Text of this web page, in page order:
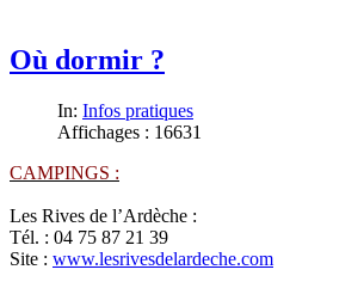
Où dormir ?
In: Infos pratiques
Affichages : 16631
CAMPINGS :
Les Rives de l’Ardèche :
Tél. : 04 75 87 21 39
Site : www.lesrivesdelardeche.com